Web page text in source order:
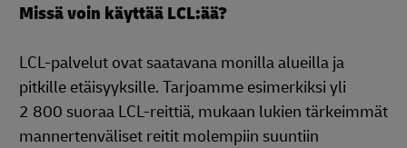
Missä voin käyttää LCL:ää?
LCL-palvelut ovat saatavana monilla alueilla ja
pitkille etäisyyksille. Tarjoamme esimerkiksi yli
2 800 suoraa LCL-reittiä, mukaan lukien tärkeimmät
mannertenväliset reitit molempiin suuntiin